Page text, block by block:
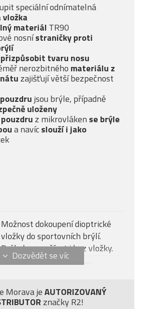
Morava jeAUTORIZOVANÝ
značky R2!
speciální odnímatelná
materiál TR90
nosnístraničky proti
přizpůsobit tvaru nosu
nerozbitného materiálu z
zajišťují větší bezpečnost
jsou brýle, případně
uloženy
z mikrovláken se brýle
a navícslouží i jako
Možnost dokoupení dioptrické
vložky do sportovních brýlí.
Brýle lze používat i bez vložky.
Garantujeme prověřenou
Odolný a extrémně lehký hight-
tec materiál TR90 s vysokou